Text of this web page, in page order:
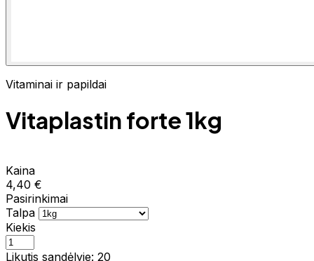
Vitaminai ir papildai
Vitaplastin forte 1kg
Kaina
4,40 €
Pasirinkimai
Talpa
Kiekis
Likutis sandėlyje: 20